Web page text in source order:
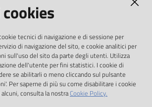
previste dalla direttiva
98/CE e dal d.lgs. 36/2006
Instagram
tecnici di navigazione e di sessione per
di navigazione del sito, e cookie analitici per
sull'uso del sito da parte degli utenti. Utilizza
dell'utente per fini statistici. I cookie di
se abilitarli o meno cliccando sul pulsante
Per saperne di più su come disabilitare i cookie
consulta la nostraCookie Policy.